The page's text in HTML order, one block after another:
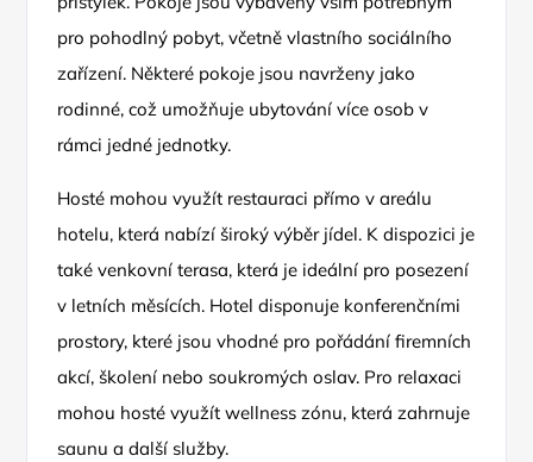
pro pohodlný pobyt, včetně vlastního sociálního
zařízení. Některé pokoje jsou navrženy jako
rodinné, což umožňuje ubytování více osob v
rámci jedné jednotky.
Hosté mohou využít restauraci přímo v areálu
hotelu, která nabízí široký výběr jídel. K dispozici je
také venkovní terasa, která je ideální pro posezení
v letních měsících. Hotel disponuje konferenčními
prostory, které jsou vhodné pro pořádání firemních
akcí, školení nebo soukromých oslav. Pro relaxaci
mohou hosté využít wellness zónu, která zahrnuje
saunu a další služby.